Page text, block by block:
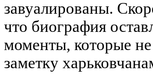
завуалированы.
что биография
моменты, которые
заметку